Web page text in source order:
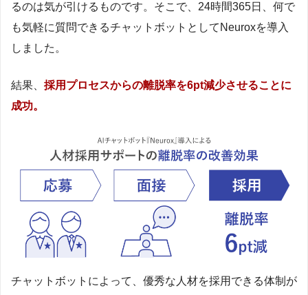
るのは気が引けるものです。そこで、24時間365日、何で
も気軽に質問できるチャットボットとしてNeuroxを導入
しました。
結果、 採用プロセスからの離脱率を6pt減少させることに
成功。
チャットボットによって、優秀な人材を採用できる体制が